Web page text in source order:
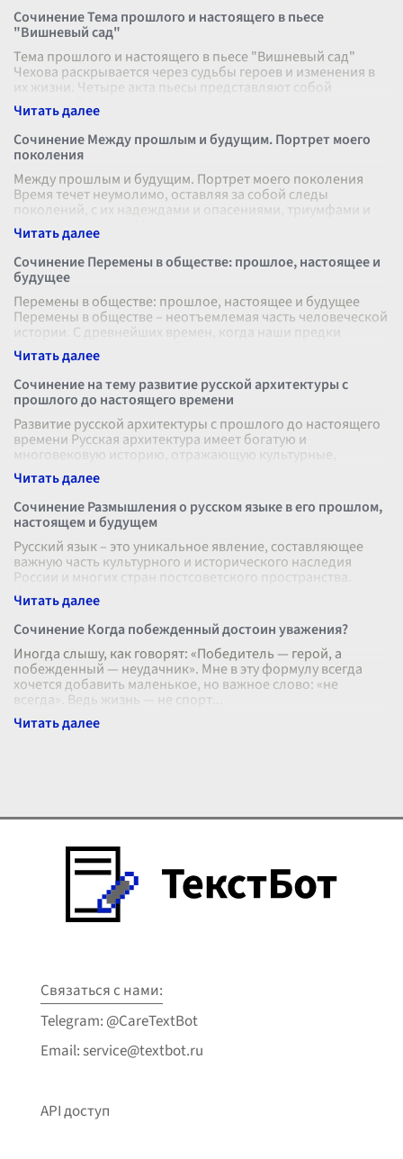
Сочинение Тема прошлого и настоящего в пьесе
"Вишневый сад"
Тема прошлого и настоящего в пьесе "Вишневый сад"
Чехова раскрывается через судьбы героев и изменения в
их жизни. Четыре акта пьесы представляют собой
многослойное повествование, в
Сочинение Между прошлым и будущим. Портрет моего
поколения
Между прошлым и будущим. Портрет моего поколения
Время течет неумолимо, оставляя за собой следы
поколений, с их надеждами и опасениями, триумфами и
разочарованиями. Моему поколени
Сочинение Перемены в обществе: прошлое, настоящее и
будущее
Перемены в обществе: прошлое, настоящее и будущее
Перемены в обществе – неотъемлемая часть человеческой
истории. С древнейших времен, когда наши предки
делали первые шаги, чтобы о
Сочинение на тему развитие русской архитектуры с
прошлого до настоящего времени
Развитие русской архитектуры с прошлого до настоящего
времени Русская архитектура имеет богатую и
многовековую историю, отражающую культурные,
социальные и политические изменения,
Сочинение Размышления о русском языке в его прошлом,
настоящем и будущем
Русский язык – это уникальное явление, составляющее
важную часть культурного и исторического наследия
России и многих стран постсоветского пространства.
История русского языка начи
Сочинение Когда побежденный достоин уважения?
Иногда слышу, как говорят: «Победитель — герой, а
побежденный — неудачник». Мне в эту формулу всегда
хочется добавить маленькое, но важное слово: «не
всегда». Ведь жизнь — не спорт
Связаться с нами:
Telegram: @CareTextBot
Email: service@textbot.ru
API доступ